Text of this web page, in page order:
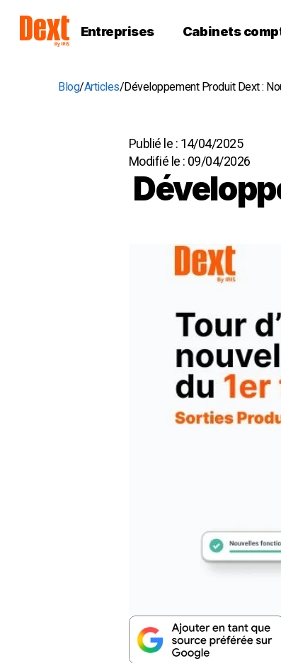
Entreprises Cabinets
Blog Articles Développement Produit Dext :
Publié le : 14/04/2025
Modifié le : 09/04/2026